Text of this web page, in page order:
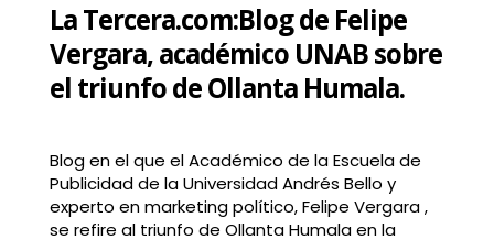
La Tercera.com:Blog de Felipe
Vergara, académico UNAB sobre
el triunfo de Ollanta Humala.
Blog en el que el Académico de la Escuela de
Publicidad de la Universidad Andrés Bello y
experto en marketing político, Felipe Vergara ,
se refire al triunfo de Ollanta Humala en la